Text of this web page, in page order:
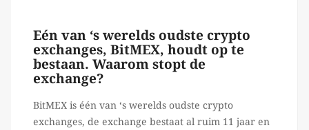
Eén van ‘s werelds oudste crypto
exchanges, BitMEX, houdt op te
bestaan. Waarom stopt de
exchange?
BitMEX is één van ‘s werelds oudste crypto
exchanges, de exchange bestaat al ruim 11 jaar en